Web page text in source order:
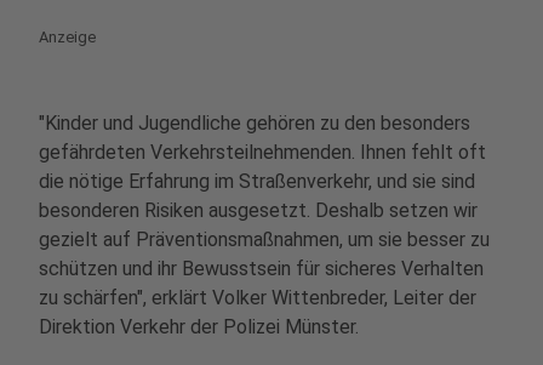
Anzeige
"Kinder und Jugendliche gehören zu den besonders
gefährdeten Verkehrsteilnehmenden. Ihnen fehlt oft
die nötige Erfahrung im Straßenverkehr, und sie sind
besonderen Risiken ausgesetzt. Deshalb setzen wir
gezielt auf Präventionsmaßnahmen, um sie besser zu
schützen und ihr Bewusstsein für sicheres Verhalten
zu schärfen", erklärt Volker Wittenbreder, Leiter der
Direktion Verkehr der Polizei Münster.